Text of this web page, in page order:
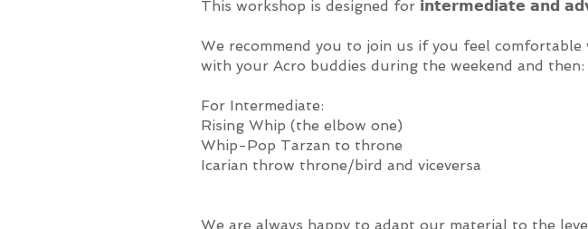
This workshop is designed for 𝗶𝗻𝘁𝗲𝗿𝗺𝗲𝗱𝗶𝗮𝘁𝗲 𝗮𝗻𝗱
We recommend you to join us if you feel
with your Acro buddies during the weekend and then:
For Intermediate:
Rising Whip (the elbow one)
Whip-Pop Tarzan to throne
Icarian throw throne/bird and viceversa
We are always happy to adapt our material to the